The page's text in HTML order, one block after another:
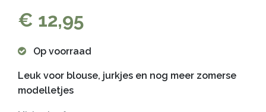
€ 12,95
Op voorraad
Leuk voor blouse, jurkjes en nog meer zomerse
modelletjes